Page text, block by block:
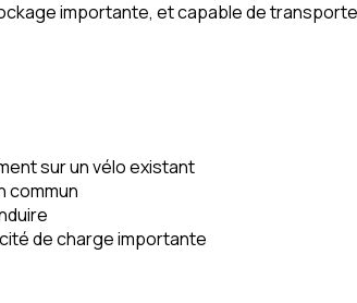
importante, et capable de
sur un vélo existant
commun
de charge importante